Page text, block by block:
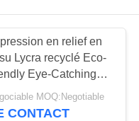
de
bainen relief en
Lycra recyclé Eco-
Eye-Catching
Technique Fog Foil
métallique
MOQ:Negotiable
CONTACT